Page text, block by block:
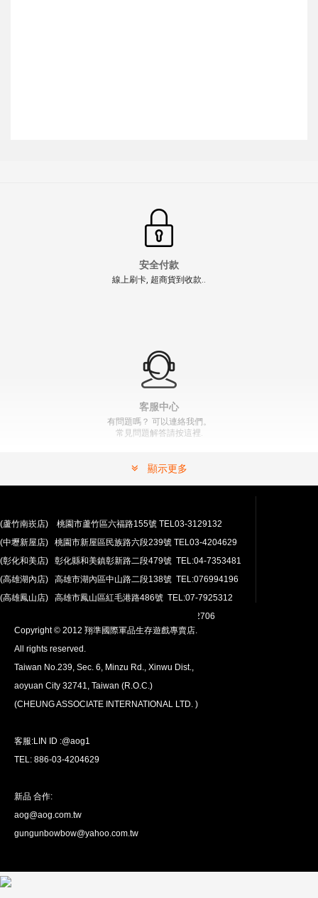
【翔準AOG】 ACTION AAP01鋁製彈匣釋放鈕 紅 CNC 鋁
加入購物車
安全付款
線上刷卡, 超商貨到收款..
客服中心
有問題嗎？ 可以連絡我們。
常見問題解答請按這裡.
安心購買
100％付款保護。 簡單
退貨政策
全球配送
我們將運送至全球
顯示更多
(蘆竹南崁店) 桃園市蘆竹區六福路155號 TEL03-3129132
(中壢新屋店) 桃園市新屋區民族路六段239號 TEL03-4204629
(彰化和美店) 彰化縣和美鎮彰新路二段479號 TEL:04-7353481
(高雄湖內店) 高雄市湖內區中山路二段138號 TEL:076994196
(高雄鳳山店) 高雄市鳳山區紅毛港路486號 TEL:07-7925312
翔準網路部門:TEL 03-4202763 03-4202706
Copyright © 2012 翔準國際軍品生存遊戲專賣店.
All rights reserved.
Taiwan No.239, Sec. 6, Minzu Rd., Xinwu Dist.,
aoyuan City 32741, Taiwan (R.O.C.)
(CHEUNG ASSOCIATE INTERNATIONAL LTD. )
客服:LIN ID :@aog1
TEL: 886-03-4204629
新品 合作:
aog@aog.com.tw
gungunbowbow@yahoo.com.tw